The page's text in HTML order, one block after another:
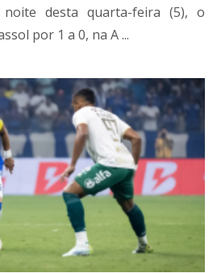
desta quarta-feira (5), o
por 1 a 0, na A ...